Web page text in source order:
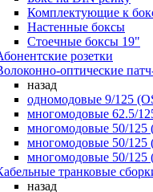
Комплектующие к
Настенные боксы
Стоечные боксы 19"
розетки
оптические
назад
одномодовые 9/125
многомодовые 62.5/
многомодовые 50/125
многомодовые 50/125
многомодовые 50/125
транковые
назад